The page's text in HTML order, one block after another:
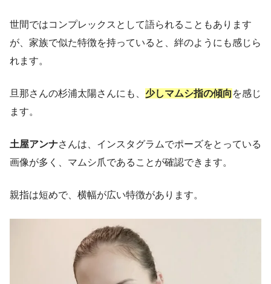
世間ではコンプレックスとして語られることもあります
が、家族で似た特徴を持っていると、絆のようにも感じら
れます。
旦那さんの杉浦太陽さんにも、 少しマムシ指の傾向 を感じ
ます。
土屋アンナさんは、インスタグラムでポーズをとっている
画像が多く、マムシ爪であることが確認できます。
親指は短めで、横幅が広い特徴があります。